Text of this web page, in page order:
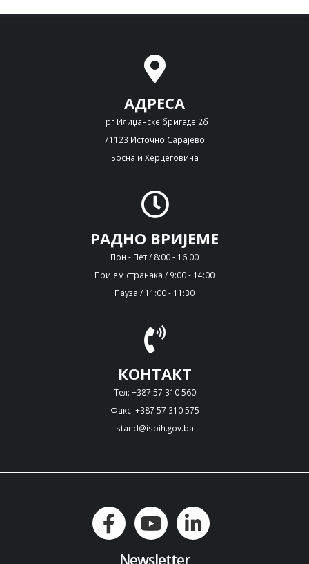
АДРЕСА
Трг Илиџанске бригаде 2б
71123 Источно Сарајево
Босна и Херцеговина
РАДНО ВРИЈЕМЕ
Пон - Пет / 8:00 - 16:00
Пријем странака / 9:00 - 14:00
Пауза / 11:00 - 11:30
КОНТАКТ
Тел: +387 57 310 560
Факс: +387 57 310 575
stand@isbih.gov.ba
Newsletter